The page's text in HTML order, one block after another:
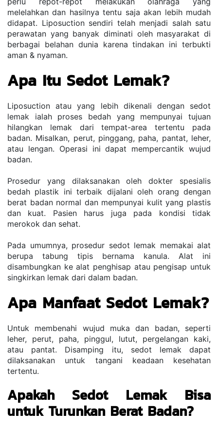
melelahkan dan hasilnya tentu saja akan lebih mudah
didapat. Liposuction sendiri telah menjadi salah satu
perawatan yang banyak diminati oleh masyarakat di
berbagai belahan dunia karena tindakan ini terbukti
aman & nyaman.
Apa Itu Sedot Lemak?
Liposuction atau yang lebih dikenali dengan sedot
lemak ialah proses bedah yang mempunyai tujuan
hilangkan lemak dari tempat-area tertentu pada
badan. Misalkan, perut, pinggang, paha, pantat, leher,
atau lengan. Operasi ini dapat mempercantik wujud
badan.
Prosedur yang dilaksanakan oleh dokter spesialis
bedah plastik ini terbaik dijalani oleh orang dengan
berat badan normal dan mempunyai kulit yang plastis
dan kuat. Pasien harus juga pada kondisi tidak
merokok dan sehat.
Pada umumnya, prosedur sedot lemak memakai alat
berupa tabung tipis bernama kanula. Alat ini
disambungkan ke alat penghisap atau pengisap untuk
singkirkan lemak dari dalam badan.
Apa Manfaat Sedot Lemak?
Untuk membenahi wujud muka dan badan, seperti
leher, perut, paha, pinggul, lutut, pergelangan kaki,
atau pantat. Disamping itu, sedot lemak dapat
dilaksanakan untuk tangani keadaan kesehatan
tertentu.
Apakah Sedot Lemak Bisa
untuk Turunkan Berat Badan?